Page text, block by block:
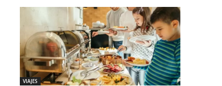
VIAJES